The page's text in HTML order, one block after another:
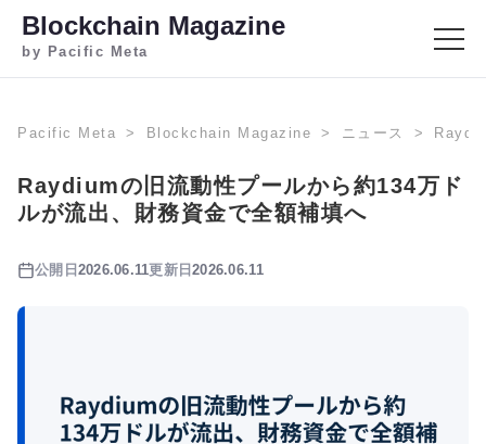
Blockchain Magazine
by Pacific Meta
Pacific Meta Blockchain Magazine ニュース
Raydiumの旧流動性プールから約134万ド
ルが流出、財務資金で全額補填へ
公開日 2026.06.11更新日2026.06.11